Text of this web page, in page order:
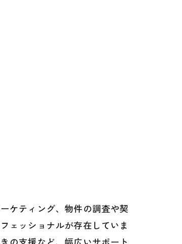
ケティング、物件の調査や契
ェッショナルが存在していま